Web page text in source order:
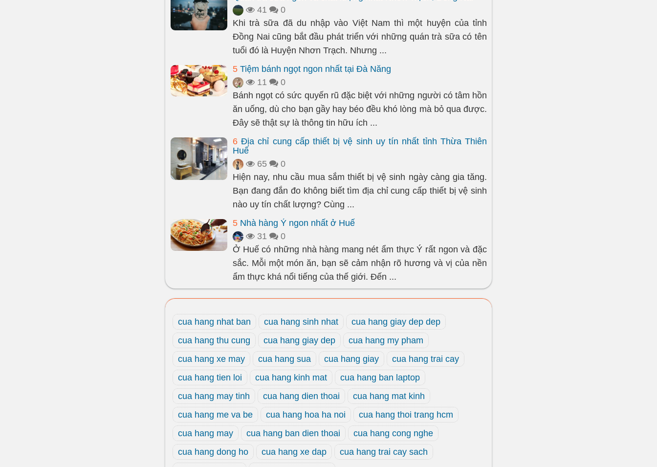
41
0
Khi trà sữa đã du nhập vào Việt Nam thì một huyện của tỉnh
Đồng Nai cũng bắt đầu phát triển với những quán trà sữa có tên
tuổi đó là Huyện Nhơn Trạch. Nhưng ...
5 Tiệm bánh ngọt ngon nhất tại Đà Nẵng
11
0
Bánh ngọt có sức quyến rũ đặc biệt với những người có tâm hồn
ăn uống, dù cho bạn gầy hay béo đều khó lòng mà bỏ qua được.
Đây sẽ thật sự là thông tin hữu ích ...
6 Địa chỉ cung cấp thiết bị vệ sinh uy tín nhất tỉnh Thừa Thiên
Huế
65
0
Hiện nay, nhu cầu mua sắm thiết bị vệ sinh ngày càng gia tăng.
Bạn đang đắn đo không biết tìm địa chỉ cung cấp thiết bị vệ sinh
nào uy tín chất lượng? Cùng ...
5 Nhà hàng Ý ngon nhất ở Huế
31
0
Ở Huế có những nhà hàng mang nét ẩm thực Ý rất ngon và đặc
sắc. Mỗi một món ăn, bạn sẽ cảm nhận rõ hương và vị của nền
ẩm thực khá nổi tiếng của thế giới. Đến ...
cua hang nhat ban cua hang sinh nhat
cua hang giay dep dep
cua hang thu cung
cua hang giay dep
cua hang my pham
cua hang xe may
cua hang sua cua hang giay
cua hang trai cay
cua hang tien loi
cua hang kinh mat
cua hang ban laptop
cua hang may tinh
cua hang dien thoai
cua hang mat kinh
cua hang me va be
cua hang hoa ha noi
cua hang thoi trang hcm
cua hang may
cua hang ban dien thoai
cua hang cong nghe
cua hang dong ho
cua hang xe dap
cua hang trai cay sach